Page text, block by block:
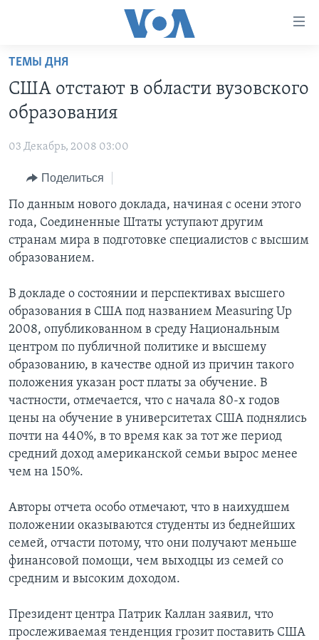
Перейти
основной
контент
Перейти
навигации
Перейти
поиск
ПРОГРАММЫ
НОВОСТИ ЗА МИНУТУ
ИТОГИ
ПОЧЕМУ ЭТО ВАЖНО?
ДИСКУССИЯ VOA
ДЕТАЛИ
АМЕРИКА. БОЛЬШОЕ ПУТЕШЕСТВИЕ
ПРОЕКТЫ
УЧИМ АНГЛИЙСКИЙ
НАША АМЕРИКАНСКАЯ ИСТОРИЯ
А КАК В АМЕРИКЕ?
АРТЕФАКТЫ
АМЕРИКАНСКИЕ ГОРОДКИ
ЭКСПЕРТИЗА
ИНТЕРВЬЮ
ФАКТЫ ПРОТИВ ФЕЙКОВ
ЗА СВОБОДУ ПРЕССЫ
УЧИМ АНГЛИЙСКИЙ
ПОДПИСКА НА НОВОСТИ
Learning English
СОЦИАЛЬНЫЕ СЕТИ
Языки
ТЕМЫ ДНЯ
США отстают в области вузовского
образования
03 Декабрь, 2008 03:00
Поделиться
По данным нового доклада, начиная с осени этого
года, Соединенные Штаты уступают другим
странам мира в подготовке специалистов с высшим
образованием.
В докладе о состоянии и перспективах высшего
образования в США под названием Measuring Up
2008, опубликованном в среду Национальным
центром по публичной политике и высшему
образованию, в качестве одной из причин такого
положения указан рост платы за обучение. В
частности, отмечается, что с начала 80-х годов
цены на обучение в университетах США поднялись
почти на 440%, в то время как за тот же период
средний доход американской семьи вырос менее
чем на 150%.
Авторы отчета особо отмечают, что в наихудшем
положении оказываются студенты из беднейших
семей, отчасти потому, что они получают меньше
финансовой помощи, чем выходцы из семей со
средним и высоким доходом.
Президент центра Патрик Каллан заявил, что
прослеживаемая тенденция грозит поставить США